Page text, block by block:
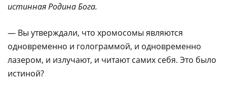
истинная Родина Бога.
— Вы утверждали, что хромосомы являются
одновременно и голограммой, и одновременно
лазером, и излучают, и читают самих себя. Это было
истиной?